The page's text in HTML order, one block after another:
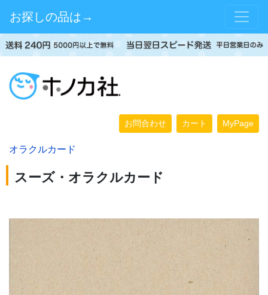
お探しの品は→
お問合わせ カート MyPage
オラクルカード
スーズ・オラクルカード